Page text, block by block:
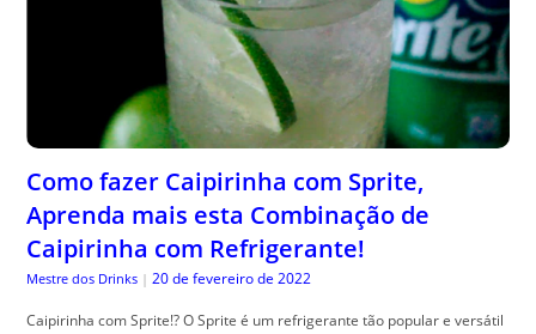
Como fazer Caipirinha com Sprite,
Aprenda mais esta Combinação de
Caipirinha com Refrigerante!
Mestre dos Drinks | 20 de fevereiro de 2022
Caipirinha com Sprite!? O Sprite é um refrigerante tão popular e versátil